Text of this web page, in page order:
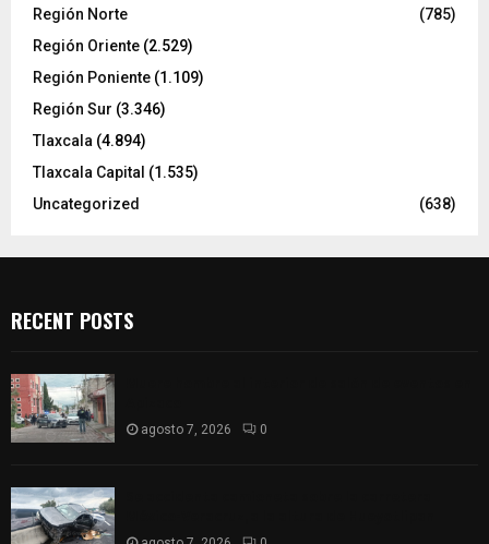
Región Norte
(785)
Región Oriente (2.529)
Región Poniente (1.109)
Región Sur (3.346)
Tlaxcala (4.894)
Tlaxcala Capital (1.535)
Uncategorized
(638)
RECENT POSTS
agosto 7, 2026 0